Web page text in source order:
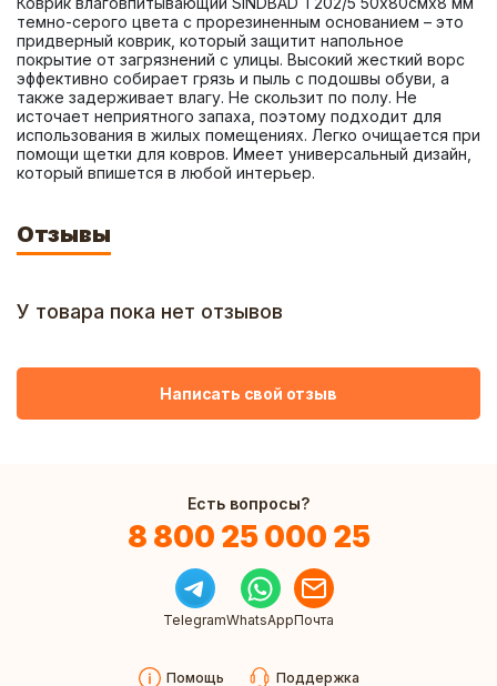
темно-серого цвета с прорезиненным основанием – это
придверный коврик, который защитит напольное
покрытие от загрязнений с улицы. Высокий жесткий ворс
эффективно собирает грязь и пыль с подошвы обуви, а
также задерживает влагу. Не скользит по полу. Не
источает неприятного запаха, поэтому подходит для
использования в жилых помещениях. Легко очищается при
помощи щетки для ковров. Имеет универсальный дизайн,
который впишется в любой интерьер.
Отзывы
У товара пока нет отзывов
Написать свой отзыв
Есть вопросы?
8 800 25 000 25
TelegramWhatsAppПочта
Помощь Поддержка